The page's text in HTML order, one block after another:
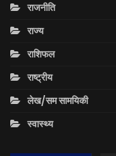
राजनीति
राज्य
राशिफल
राष्ट्रीय
लेख/सम सामयिकी
स्वास्थ्य